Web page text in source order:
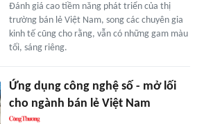
Đánh giá cao tiềm năng phát triển của thị
trường bán lẻ Việt Nam, song các chuyên gia
kinh tế cũng cho rằng, vẫn có những gam màu
tối, sáng riêng.
Ứng dụng công nghệ số - mở lối
cho ngành bán lẻ Việt Nam